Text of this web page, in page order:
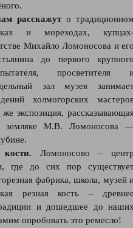
расскажуто
и мореходах,
Михайло Ломоносова и
до первого
просветителя
зал музея
холмогорских
экспозиция,
земляке М.В. Ломоносова
Ломоносово –
где до сих пор
фабрика, школа, музей
резная кость –
и дошедшее до
опробовать это ремесло!